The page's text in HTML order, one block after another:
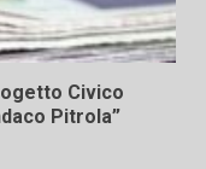
Civico
Pitrola”